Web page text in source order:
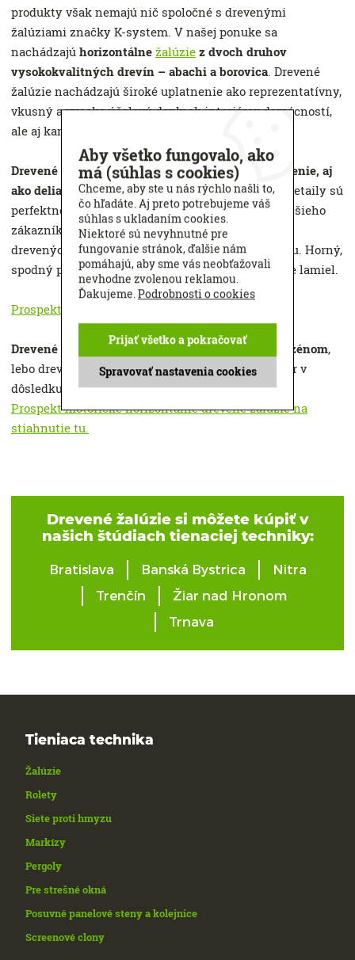
produkty však nemajú nič spoločné s drevenými
žalúziami značky K-system. V našej ponuke sa
nachádzajú horizontálne žalúzie z dvoch druhov
vysokokvalitných drevín – abachi a borovica. Drevené
žalúzie nachádzajú široké uplatnenie ako reprezentatívny,
vkusný a vysoko účelový doplnok interiérov domácností,
ale aj kancelárií a spoločenských miestností.
Drevené žalúzie možno použiť ako špecifické tienenie, aj
ako deliaci prvokvnútorných priestorov. Všetky detaily sú
perfektne spracované, takže oslovia aj najnáročnejšieho
zákazníka. Široká škála farieb umožňuje zladenie
drevených žalúzií s ostatným vybavením interiéru. Horný,
spodný profil, šnúry a rebríčky sú zladené vo farbe lamiel.
Prospekt interiérové žalúzie na stiahnutie tu.
Drevené žalúzie nie sú vhodné do kúpeľní či k bazénom,
lebo drevo ako prírodný materiál môže zmeniť tvar v
dôsledku teplôt a vlhkosti.
Prospekt motorické horizontálne drevené žalúzie na
stiahnutie tu.
Drevené žalúzie si môžete kúpiť v
našich štúdiach tienaciej techniky:
Bratislava Banská Bystrica
Nitra
Trenčín
Žiar nad Hronom
Trnava
Tieniaca technika
Žalúzie
Rolety
Siete proti hmyzu
Markízy
Pergoly
Pre strešné okná
Posuvné panelové steny a kolejnice
Screenové clony
Aby všetko fungovalo, ako
má (súhlas s cookies)
Chceme, aby ste u nás rýchlo našli to,
čo hľadáte. Aj preto potrebujeme váš
súhlas s ukladaním cookies.
Niektoré sú nevyhnutné pre
fungovanie stránok, ďalšie nám
pomáhajú, aby sme vás neobťažovali
nevhodne zvolenou reklamou.
Ďakujeme.Podrobnosti o cookies
Spravovať nastavenia cookies
Prijať všetko a pokračovať